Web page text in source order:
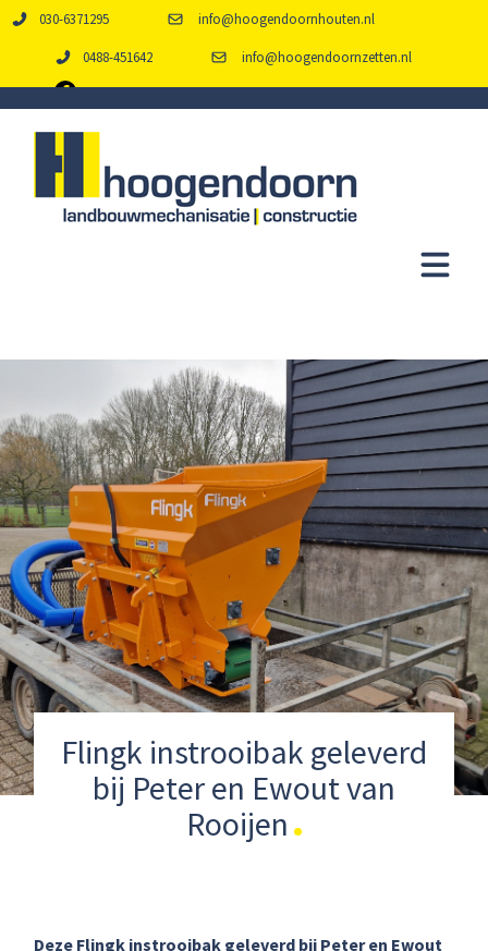
030-6371295 info@hoogendoornhouten.nl
0488-451642 info@hoogendoornzetten.nl
Flingk instrooibak geleverd
bij Peter en Ewout van
Rooijen
Deze Flingk instrooibak geleverd bij Peter en Ewout